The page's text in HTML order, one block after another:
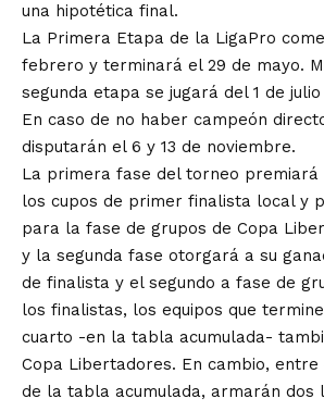
una hipotética final.
La Primera Etapa de la LigaPro
febrero y terminará el 29 de mayo.
segunda etapa se jugará del 1 de
En caso de no haber campeón
disputarán el 6 y 13 de noviembre.
La primera fase del torneo premiará
los cupos de primer finalista local y
para la fase de grupos de Copa
y la segunda fase otorgará a su
de finalista y el segundo a fase de
los finalistas, los equipos que
cuarto -en la tabla acumulada-
Copa Libertadores. En cambio, entre
de la tabla acumulada, armarán dos